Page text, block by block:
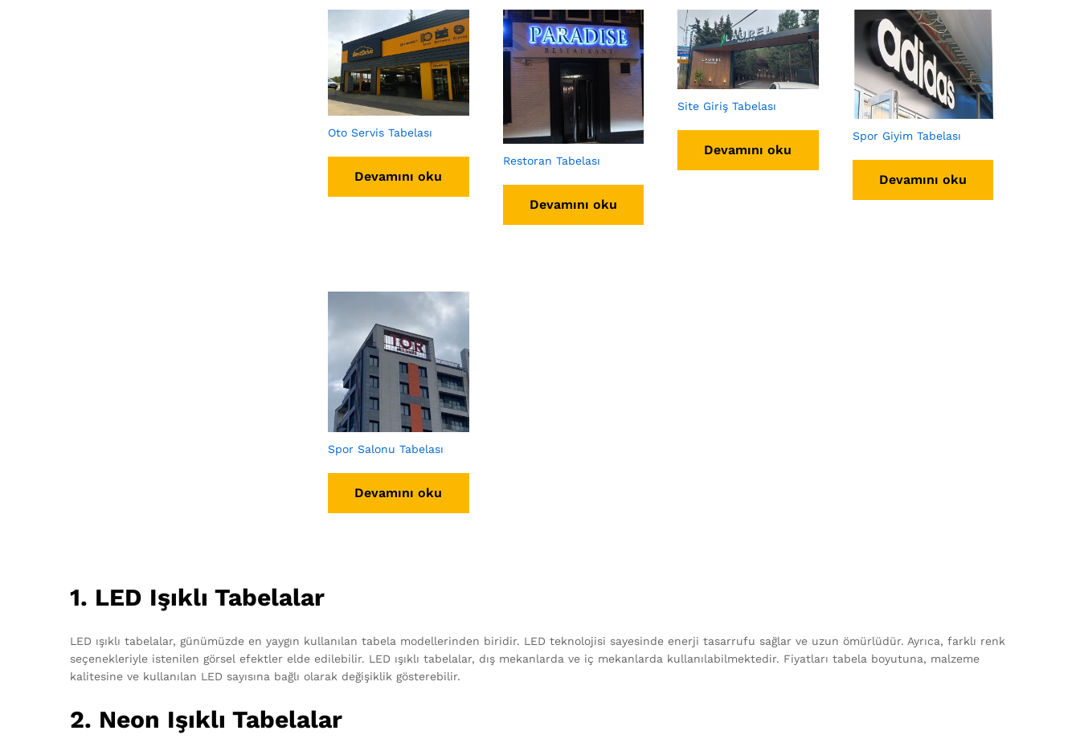
Oto Servis Tabelası
Devamını oku
Restoran Tabelası
Devamını oku
Site Giriş Tabelası
Devamını oku
Spor Giyim Tabelası
Devamını oku
Spor Salonu Tabelası
Devamını oku
1. LED Işıklı Tabelalar
LED ışıklı tabelalar, günümüzde en yaygın kullanılan tabela modellerinden biridir. LED teknolojisi sayesinde enerji tasarrufu sağlar ve uzun ömürlüdür. Ayrıca, farklı renk
seçenekleriyle istenilen görsel efektler elde edilebilir. LED ışıklı tabelalar, dış mekanlarda ve iç mekanlarda kullanılabilmektedir. Fiyatları tabela boyutuna, malzeme
kalitesine ve kullanılan LED sayısına bağlı olarak değişiklik gösterebilir.
2. Neon Işıklı Tabelalar